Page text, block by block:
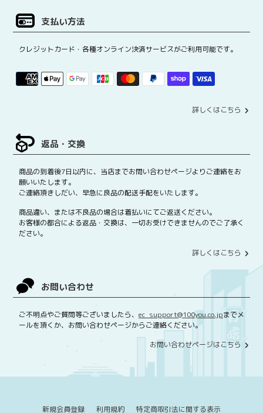
支払い方法
クレジットカード・各種オンライン決済サービスがご利用可能です。
詳しくはこちら
返品・交換
商品の到着後7日以内に、当店までお問い合わせページよりご連絡をお
願いいたします。
ご連絡頂きしだい、早急に良品の配送手配をいたします。
商品違い、または不良品の場合は着払いにてご返送ください。
お客様の都合による返品・交換は、一切お受けできませんのでご了承く
ださい。
詳しくはこちら
お問い合わせ
ご不明点やご質問等ございましたら、 ec_support@100you.co.jpまでメ
ールを頂くか、お問い合わせページからご連絡ください。
お問い合わせページはこちら
新規会員登録 利用規約 特定商取引法に関する表示